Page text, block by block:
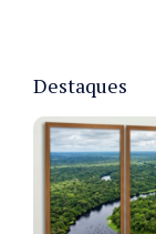
Destaques